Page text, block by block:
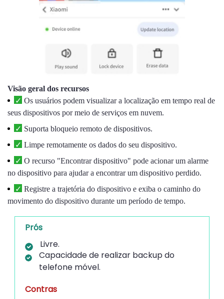
Visão geral dos recursos
Os usuários podem visualizar a localização em tempo real de
seus dispositivos por meio de serviços em nuvem.
Suporta bloqueio remoto de dispositivos.
Limpe remotamente os dados do seu dispositivo.
O recurso "Encontrar dispositivo" pode acionar um alarme
no dispositivo para ajudar a encontrar um dispositivo perdido.
Registre a trajetória do dispositivo e exiba o caminho do
movimento do dispositivo durante um período de tempo.
Prós
Livre.
Capacidade de realizar backup do
telefone móvel.
Contras